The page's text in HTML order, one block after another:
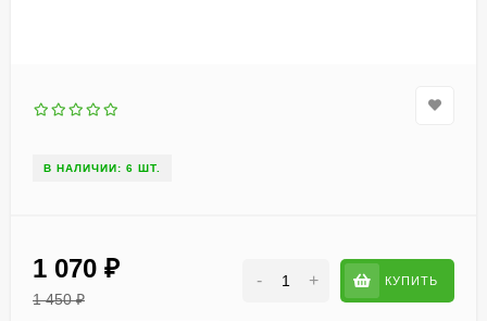
В НАЛИЧИИ: 6 ШТ.
1 070 ₽
1 450₽
- + КУПИТЬ